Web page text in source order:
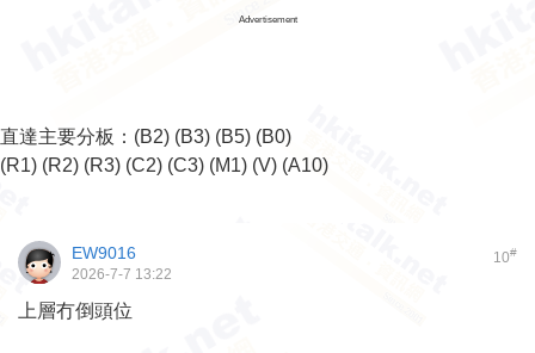
Advertisement
直達主要分板： (B2) (B3) (B5) (B0)
(R1) (R2) (R3) (C2) (C3) (M1) (V) (A10)
10#
EW9016
2026-7-7 13:22
上層冇倒頭位